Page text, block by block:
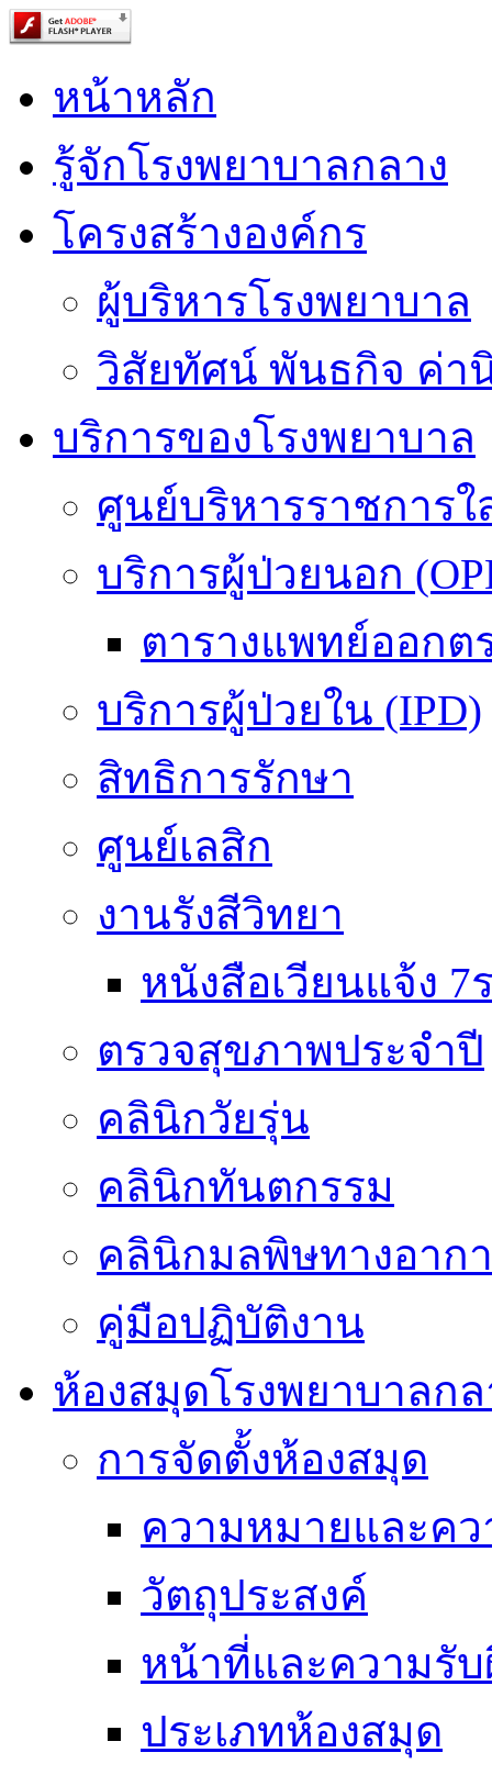
หน้าหลัก
รู้จักโรงพยาบาลกลาง
โครงสร้างองค์กร
ผู้บริหารโรงพยาบาล
วิสัยทัศน์ พันธกิจ ค่า
บริการของโรงพยาบาล
ศูนย์บริหารราชการใ
บริการผู้ป่วยนอก
ตารางแพทย์ออกต
บริการผู้ป่วยใน (IPD)
สิทธิการรักษา
ศูนย์เลสิก
งานรังสีวิทยา
หนังสือเวียนแจ้ง 7
ตรวจสุขภาพประจำปี
คลินิกวัยรุ่น
คลินิกทันตกรรม
คลินิกมลพิษทางอาก
คู่มือปฏิบัติงาน
ห้องสมุดโรงพยาบาลกล
การจัดตั้งห้องสมุด
ความหมายและค
วัตถุประสงค์
หน้าที่และความรั
ประเภทห้องสมุด